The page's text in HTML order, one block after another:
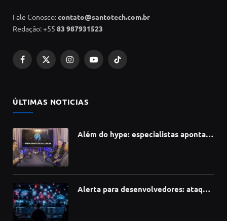
Fale Conosco:contato@santotech.com.br
Redação: +55 83 987931523
Facebook
X
InstagramYouTubeTikTok
ÚLTIMAS NOTICIAS
Além do hype: especialistas apontam
Alerta para desenvolvedores: ataque